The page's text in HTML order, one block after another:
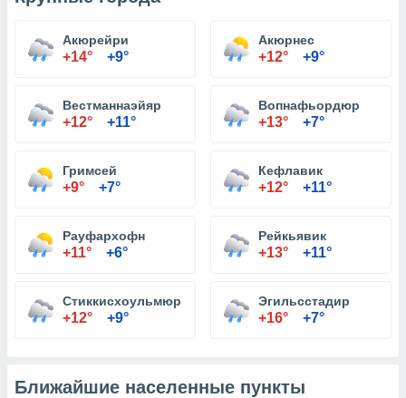
Акюрейри
+14° +9°
Акюрнес
+12° +9°
Вестманнаэйяр
+12° +11°
Вопнафьордюр
+13° +7°
Гримсей
+9° +7°
Кефлавик
+12° +11°
Рауфархофн
+11° +6°
Рейкьявик
+13° +11°
Стиккисхоульмюр
+12° +9°
Эгильсстадир
+16° +7°
Ближайшие населенные пункты